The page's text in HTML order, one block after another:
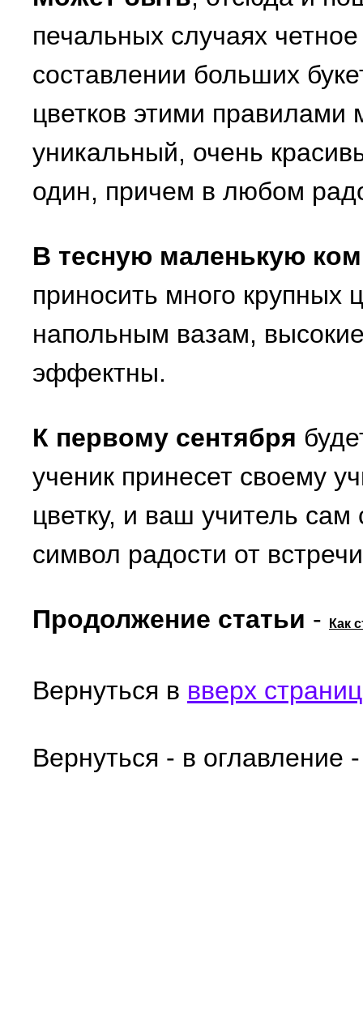
печальных случаях
составлении больших
цветков этими
уникальный, очень
один, причем в любом
В тесную маленькую
приносить много крупных
напольным вазам,
эффектны.
К первому сентября
ученик принесет своему
цветку, и ваш учитель
символ радости от
Продолжение статьи - Как
Вернуться в вверх
Вернуться - в оглавление